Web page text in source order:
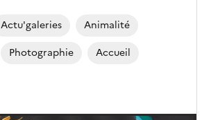
Actu'galeries
Animalité
Photographie
Accueil